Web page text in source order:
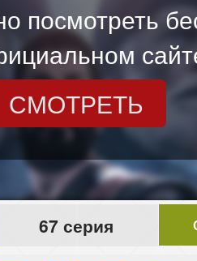
посмотреть
СМОТРЕТЬ
67 серия